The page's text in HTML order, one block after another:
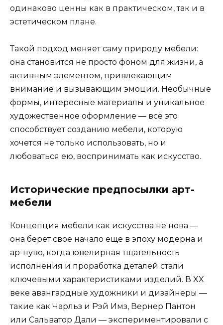
одинаково ценны как в практическом, так и в
эстетическом плане.
Такой подход меняет саму природу мебели:
она становится не просто фоном для жизни, а
активным элементом, привлекающим
внимание и вызывающим эмоции. Необычные
формы, интересные материалы и уникальное
художественное оформление — всё это
способствует созданию мебели, которую
хочется не только использовать, но и
любоваться ею, воспринимать как искусство.
Исторические предпосылки арт-
мебели
Концепция мебели как искусства не нова —
она берет свое начало еще в эпоху модерна и
ар-нуво, когда ювелирная тщательность
исполнения и проработка деталей стали
ключевыми характеристиками изделий. В XX
веке авангардные художники и дизайнеры —
такие как Чарльз и Рэй Имз, Вернер Пантон
или Сальватор Дали — экспериментировали с